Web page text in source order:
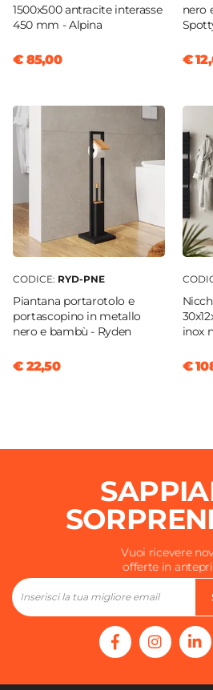
1500x500 antracite interasse
450 mm - Alpina
€ 85,00
nero
€
CODICE: RYD-PNE
Piantana portarotolo e
portascopino in metallo
nero e bambù - Ryden
€ 22,50
inox
€
Vuoi ricevere
offerte in